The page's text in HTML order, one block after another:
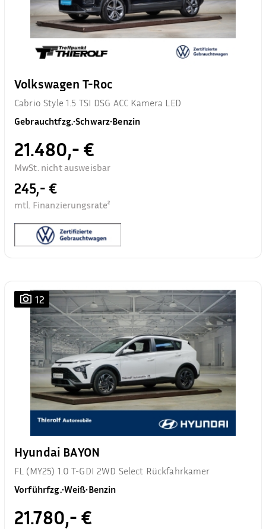
Volkswagen T-Roc
Cabrio Style 1.5 TSI DSG ACC Kamera LED
Gebrauchtfzg.•Schwarz•Benzin
21.480,- €
MwSt. nicht ausweisbar
245,- €
mtl. Finanzierungsrate²
12
Hyundai BAYON
FL (MY25) 1.0 T-GDI 2WD Select Rückfahrkamer
Vorführfzg.•Weiß•Benzin
21.780,- €